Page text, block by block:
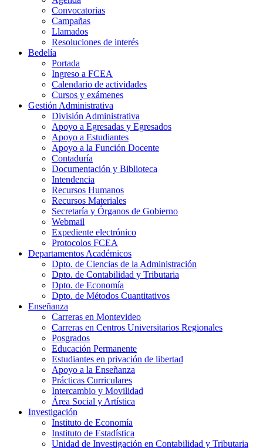
Convocatorias
Campañas
Llamados
Resoluciones de interés
Bedelía
Portada
Ingreso a FCEA
Calendario de actividades
Cursos y exámenes
Gestión Administrativa
División Administrativa
Apoyo a Egresadas y Egresados
Apoyo a Estudiantes
Apoyo a la Función Docente
Contaduría
Documentación y Biblioteca
Intendencia
Recursos Humanos
Recursos Materiales
Secretaría y Órganos de Gobierno
Webmail
Expediente electrónico
Protocolos FCEA
Departamentos Académicos
Dpto. de Ciencias de la Administración
Dpto. de Contabilidad y Tributaria
Dpto. de Economía
Dpto. de Métodos Cuantitativos
Enseñanza
Carreras en Montevideo
Carreras en Centros Universitarios Regionales
Posgrados
Educación Permanente
Estudiantes en privación de libertad
Apoyo a la Enseñanza
Prácticas Curriculares
Intercambio y Movilidad
Área Social y Artística
Investigación
Instituto de Economía
Instituto de Estadística
Unidad de Investigación en Contabilidad y Tributaria